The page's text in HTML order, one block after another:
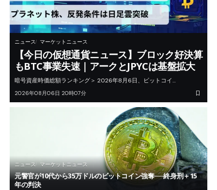
ニュース マーケットニュース
【今日の仮想通貨ニュース】ブロック好決算
もBTC事業失速｜アークとJPYCは基盤拡大
暗号資産時価総額ランキング＞ 2026年8月6日、ビットコイ…
2026年08月06日 20時07分
ニュース マーケットニュース
元警官が10代から35万ドルのビットコイン強奪──終身刑＋15
年の判決